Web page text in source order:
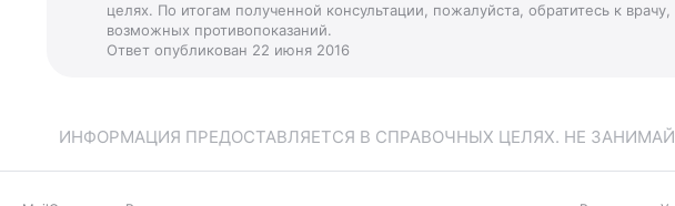
целях. По итогам полученной консультации, пожалуйста, обратитесь к
возможных противопоказаний.
Ответ опубликован 22 июня 2016
ИНФОРМАЦИЯ ПРЕДОСТАВЛЯЕТСЯ В СПРАВОЧНЫХ ЦЕЛЯХ. НЕ